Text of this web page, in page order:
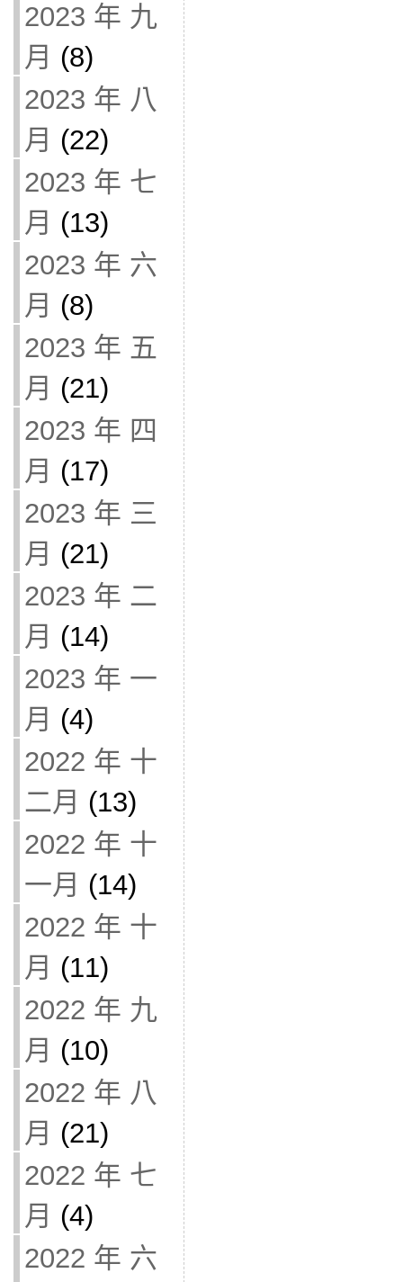
2023 年 九
月 (8)
2023 年 八
月 (22)
2023 年 七
月 (13)
2023 年 六
月 (8)
2023 年 五
月 (21)
2023 年 四
月 (17)
2023 年 三
月 (21)
2023 年 二
月 (14)
2023 年 一
月 (4)
2022 年 十
二月 (13)
2022 年 十
一月 (14)
2022 年 十
月 (11)
2022 年 九
月 (10)
2022 年 八
月 (21)
2022 年 七
月 (4)
2022 年 六